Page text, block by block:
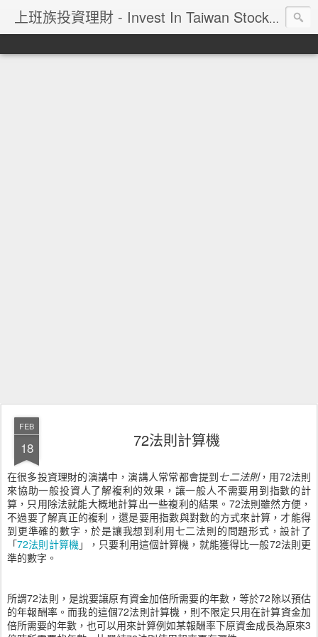
上班族投資理財 - Invest In Taiwan Stock Market
FEB
18 72法則計算機
在很多投資理財的演講中，演講人常常都會提到七二法則，用72法則
來協助一般投資人了解複利的效果，讓一般人不需要用到指數的計
算，只用除法就能大概地計算出一些複利的結果。72法則雖然方便，
不過要了解真正的複利，還是要用指數與對數的方式來計算，才能得
到更準確的數字，於是讓我想到利用七二法則的問題形式，設計了
「72法則計算機」，只要利用這個計算機，就能獲得比一般72法則更
準的數字。
所謂72法則，是說要讓原有資金加倍所需要的年數，等於72除以預估
的年報酬率。而我的這個72法則計算機，則不限定只用在計算資金加
倍所需要的年數，也可以用來計算例如某報酬率下原資金成長為原來3